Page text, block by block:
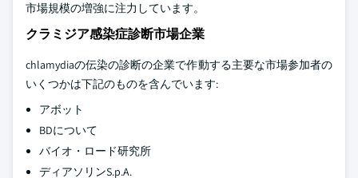
市場規模の増強に注力しています。
クラミジア感染症診断市場企業
chlamydiaの伝染の診断の企業で作動する主要な市場参加者の
いくつかは下記のものを含んでいます:
アボット
BDについて
バイオ・ロード研究所
ディアソリンS.p.A.